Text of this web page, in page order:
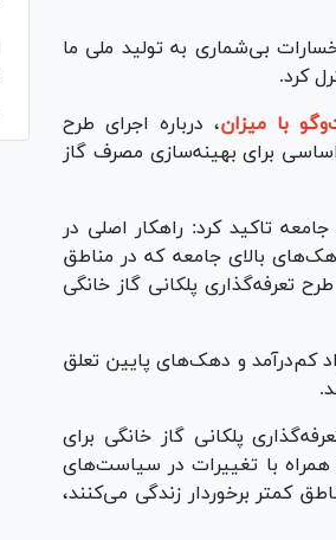
بی‌شماری به تولید ملی ما
کرد.
با میزان، درباره اجرای طرح
برای بهینه‌سازی مصرف گاز
تاکید کرد: راهکار اصلی در
بالای جامعه که در مناطق
تعرفه‌گذاری پلکانی گاز خانگی
کم‌درآمد و دهک‌های پایین تعلق
پلکانی گاز خانگی برای
همراه با تغییرات در سیاست‌های
کمتر برخوردار زندگی می‌کنند،